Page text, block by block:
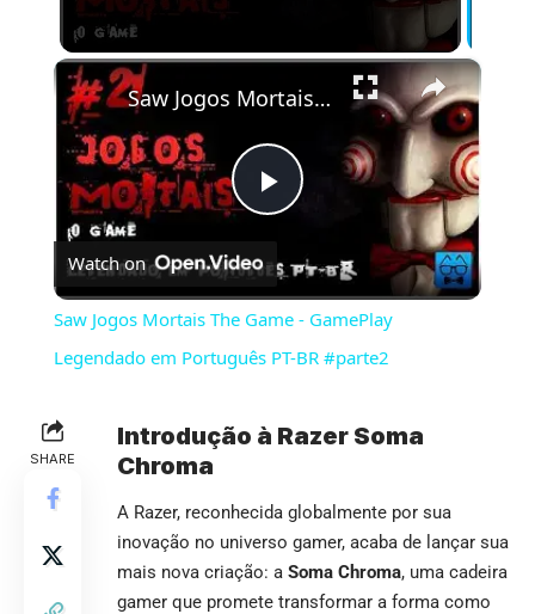
×
Play
Video
Saw Jogos Mortais The Game - GamePlay Legendado em Português PT-BR #parte2
Watch on
Saw Jogos Mortais The Game - GamePlay
Legendado em Português PT-BR #parte2
SHARE
Introdução à Razer Soma
Chroma
A Razer, reconhecida globalmente por sua
inovação no universo gamer, acaba de lançar sua
mais nova criação: a Soma Chroma, uma cadeira
gamer que promete transformar a forma como